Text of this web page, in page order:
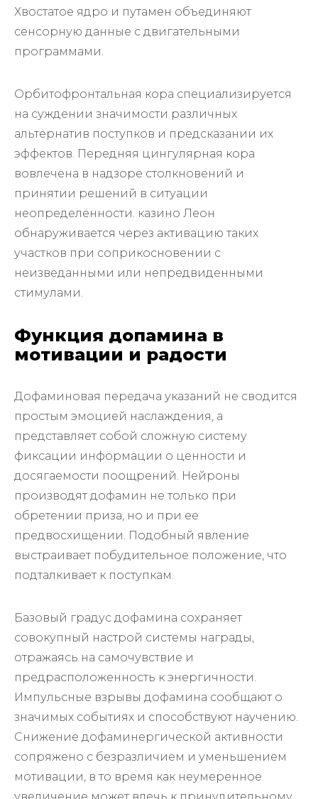
Хвостатое ядро и путамен объединяют
сенсорную данные с двигательными
программами.
Орбитофронтальная кора специализируется
на суждении значимости различных
альтернатив поступков и предсказании их
эффектов. Передняя цингулярная кора
вовлечена в надзоре столкновений и
принятии решений в ситуации
неопределённости. казино Леон
обнаруживается через активацию таких
участков при соприкосновении с
неизведанными или непредвиденными
стимулами.
Функция допамина в
мотивации и радости
Дофаминовая передача указаний не сводится
простым эмоцией наслаждения, а
представляет собой сложную систему
фиксации информации о ценности и
досягаемости поощрений. Нейроны
производят дофамин не только при
обретении приза, но и при ее
предвосхищении. Подобный явление
выстраивает побудительное положение, что
подталкивает к поступкам.
Базовый градус дофамина сохраняет
совокупный настрой системы награды,
отражаясь на самочувствие и
предрасположенность к энергичности.
Импульсные взрывы дофамина сообщают о
значимых событиях и способствуют научению.
Снижение дофаминергической активности
сопряжено с безразличием и уменьшением
мотивации, в то время как неумеренное